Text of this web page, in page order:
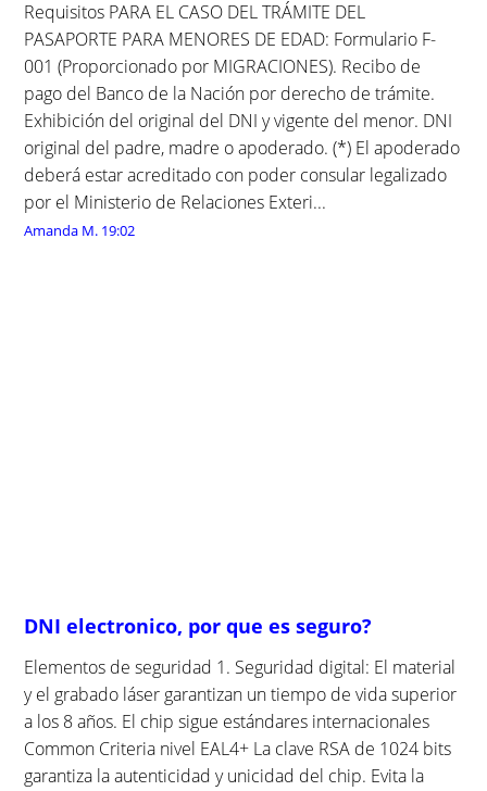
Requisitos PARA EL CASO DEL TRÁMITE DEL
PASAPORTE PARA MENORES DE EDAD: Formulario F-
001 (Proporcionado por MIGRACIONES). Recibo de
pago del Banco de la Nación por derecho de trámite.
Exhibición del original del DNI y vigente del menor. DNI
original del padre, madre o apoderado. (*) El apoderado
deberá estar acreditado con poder consular legalizado
por el Ministerio de Relaciones Exteri...
Amanda M. 19:02
DNI electronico, por que es seguro?
Elementos de seguridad 1. Seguridad digital: El material
y el grabado láser garantizan un tiempo de vida superior
a los 8 años. El chip sigue estándares internacionales
Common Criteria nivel EAL4+ La clave RSA de 1024 bits
garantiza la autenticidad y unicidad del chip. Evita la